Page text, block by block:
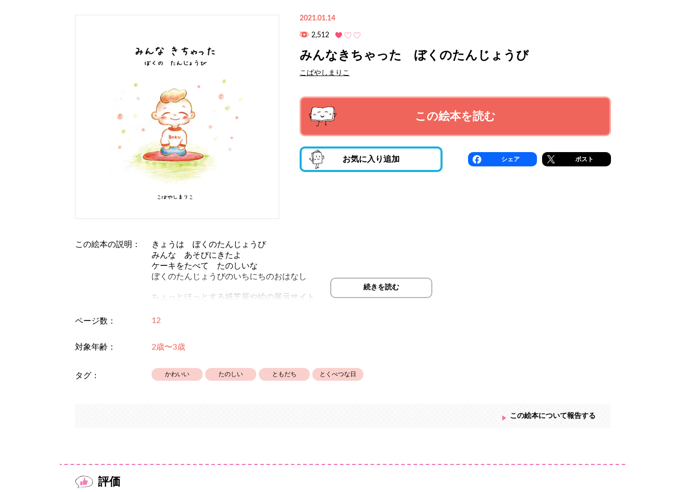
2021.01.14
2,512
みんなきちゃった ぼくのたんじょうび
こばやしまりこ
この絵本を読む
お気に入り追加 シェア ポスト
この絵本の説明：
きょうは ぼくのたんじょうび
みんな あそびにきたよ
ケーキをたべて たのしいな
ぼくのたんじょうびのいちにちのおはなし
ちょっとほっとする紙芝居や絵の展示サイト
にて、素敵な読み聞かせ動画掲載いただきました。
https://youtu.be/eGsnPNRadVc
続きを読む
ページ数： 12
対象年齢： 2歳〜3歳
タグ： かわいい たのしい ともだち とくべつな日
この絵本について報告する
評価